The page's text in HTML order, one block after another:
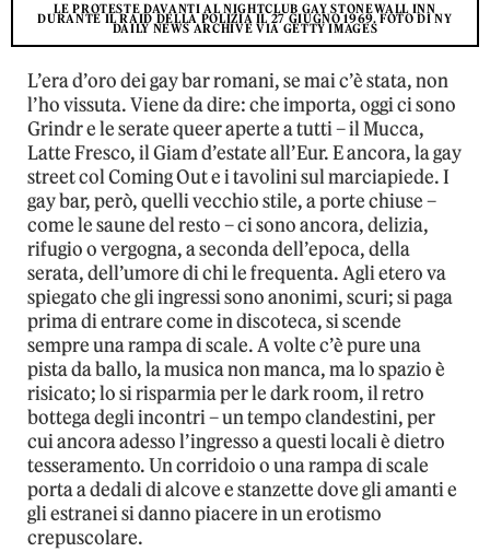
LE PROTESTE DAVANTI AL NIGHTCLUB GAY STONEWALL INN
DURANTE IL RAID DELLA POLIZIA IL 27 GIUGNO 1969. FOTO DI NY
DAILY NEWS ARCHIVE VIA GETTY IMAGES
L’era d’oro dei gay bar romani, se mai c’è stata, non
l’ho vissuta. Viene da dire: che importa, oggi ci sono
Grindr e le serate queer aperte a tutti – il Mucca,
Latte Fresco, il Giam d’estate all’Eur. E ancora, la gay
street col Coming Out e i tavolini sul marciapiede. I
gay bar, però, quelli vecchio stile, a porte chiuse –
come le saune del resto – ci sono ancora, delizia,
rifugio o vergogna, a seconda dell’epoca, della
serata, dell’umore di chi le frequenta. Agli etero va
spiegato che gli ingressi sono anonimi, scuri; si paga
prima di entrare come in discoteca, si scende
sempre una rampa di scale. A volte c’è pure una
pista da ballo, la musica non manca, ma lo spazio è
risicato; lo si risparmia per le dark room, il retro
bottega degli incontri – un tempo clandestini, per
cui ancora adesso l’ingresso a questi locali è dietro
tesseramento. Un corridoio o una rampa di scale
porta a dedali di alcove e stanzette dove gli amanti e
gli estranei si danno piacere in un erotismo
crepuscolare.